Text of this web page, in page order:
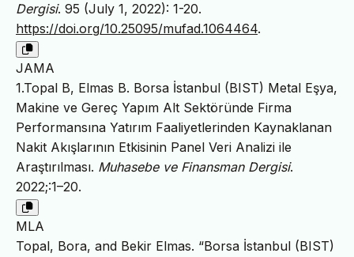
Dergisi. 95 (July 1, 2022): 1-20.
https://doi.org/10.25095/mufad.1064464.
JAMA
1.Topal B, Elmas B. Borsa İstanbul (BIST) Metal Eşya,
Makine ve Gereç Yapım Alt Sektöründe Firma
Performansına Yatırım Faaliyetlerinden Kaynaklanan
Nakit Akışlarının Etkisinin Panel Veri Analizi ile
Araştırılması. Muhasebe ve Finansman Dergisi.
2022;:1–20.
MLA
Topal, Bora, and Bekir Elmas. “Borsa İstanbul (BIST)